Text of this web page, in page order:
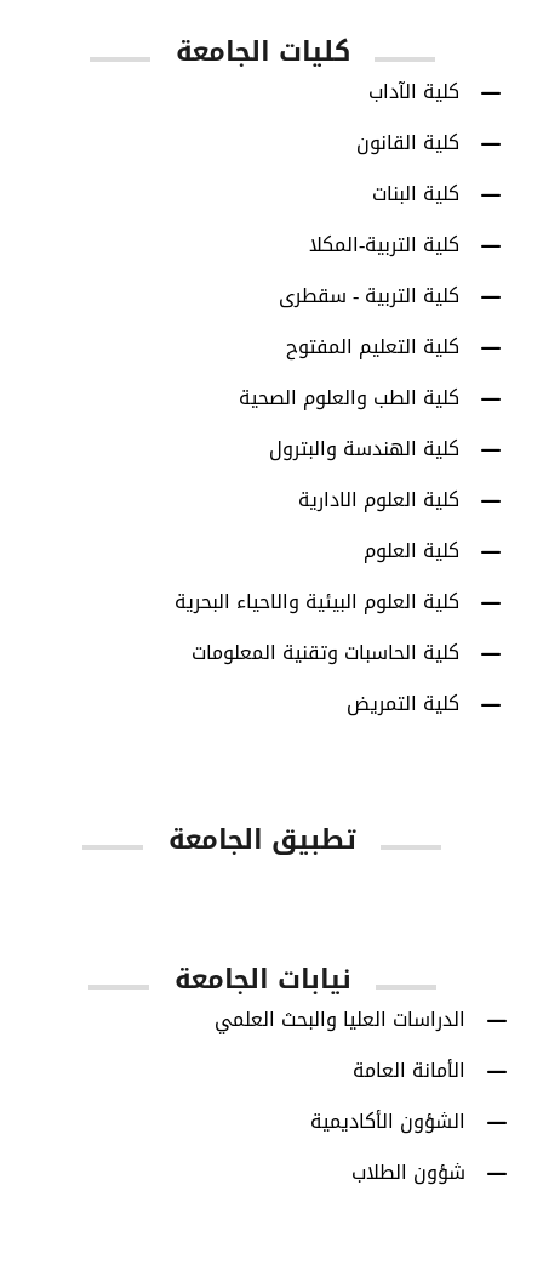
كليات الجامعة
كلية الآداب
كلية القانون
كلية البنات
كلية التربية-المكلا
كلية التربية - سقطرى
كلية التعليم المفتوح
كلية الطب والعلوم الصحية
كلية الهندسة والبترول
كلية العلوم الادارية
كلية العلوم
كلية العلوم البيئية والاحياء البحرية
كلية الحاسبات وتقنية المعلومات
كلية التمريض
تطبيق الجامعة
نيابات الجامعة
الدراسات العليا والبحث العلمي
الأمانة العامة
الشؤون الأكاديمية
شؤون الطلاب